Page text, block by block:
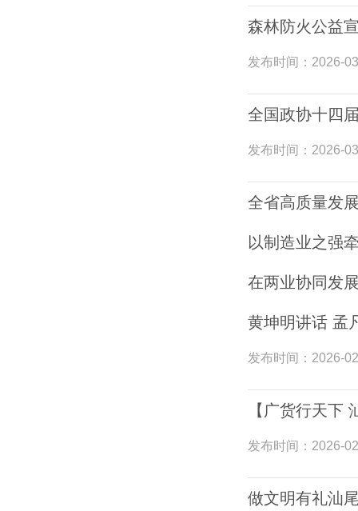
森林防火公益
发布时间： 2026-
全国政协十四
发布时间： 2026-
全省高质量发
以制造业之强
在两业协同发
黄坤明讲话 孟
发布时间： 2026-
【广货行天下
发布时间： 2026-
做文明有礼汕